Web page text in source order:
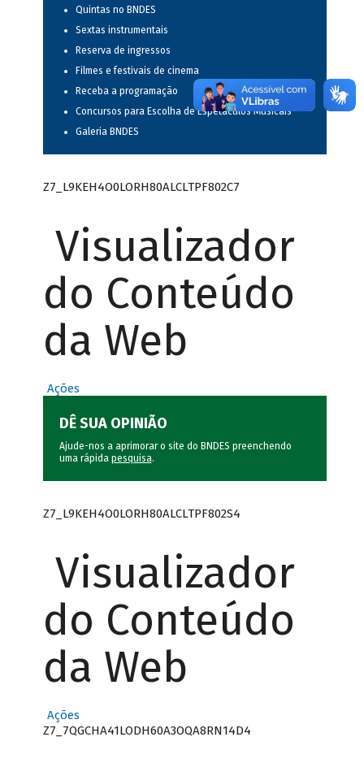
Quintas no BNDES
Sextas instrumentais
Reserva de ingressos
Filmes e festivais de cinema
Receba a programação
Concursos para Escolha de Espetáculos Musicais
Galeria BNDES
Z7_L9KEH4O0LORH80ALCLTPF802C7
Visualizador
do Conteúdo
da Web
Ações
DÊ SUA OPINIÃO
Ajude-nos a aprimorar o site do BNDES preenchendo
uma rápida pesquisa.
Z7_L9KEH4O0LORH80ALCLTPF802S4
Visualizador
do Conteúdo
da Web
Ações
Z7_7QGCHA41LODH60A3OQA8RN14D4